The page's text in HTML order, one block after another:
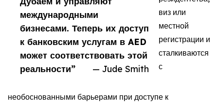
международными
бизнесами. Теперь их доступ
к банковским услугам в AED
может соответствовать этой
реальности”
— Jude Smith
виз или
местной
регистрации и
сталкиваются
с
необоснованными барьерами при доступе к